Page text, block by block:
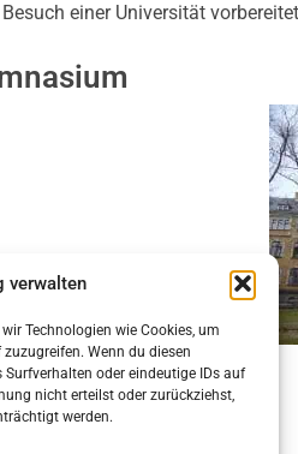
verwalten
Technologien wie Cookies, um
Wenn du diesen
oder eindeutige IDs auf
nicht erteilst oder zurückziehst,
werden.
einer Universität